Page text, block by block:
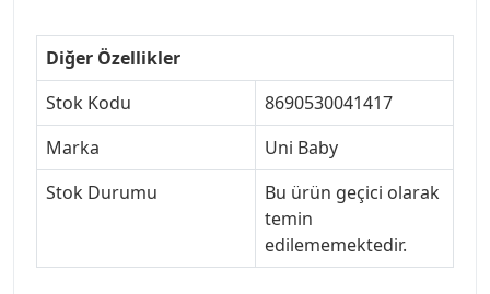
Diğer Özellikler
Stok Kodu
8690530041417
Marka
Uni Baby
Stok Durumu
Bu ürün geçici olarak
temin
edilememektedir.